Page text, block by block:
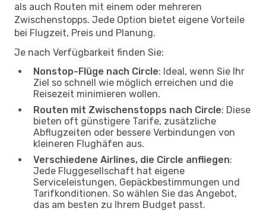
als auch Routen mit einem oder mehreren
Zwischenstopps. Jede Option bietet eigene Vorteile
bei Flugzeit, Preis und Planung.
Je nach Verfügbarkeit finden Sie:
Nonstop-Flüge nach Circle: Ideal, wenn Sie Ihr
Ziel so schnell wie möglich erreichen und die
Reisezeit minimieren wollen.
Routen mit Zwischenstopps nach Circle: Diese
bieten oft günstigere Tarife, zusätzliche
Abflugzeiten oder bessere Verbindungen von
kleineren Flughäfen aus.
Verschiedene Airlines, die Circle anfliegen:
Jede Fluggesellschaft hat eigene
Serviceleistungen, Gepäckbestimmungen und
Tarifkonditionen. So wählen Sie das Angebot,
das am besten zu Ihrem Budget passt.